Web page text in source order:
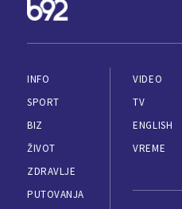
INFO
SPORT
BIZ
ŽIVOT
ZDRAVLJE
PUTOVANJA
VIDEO
TV
ENGLISH
VREME